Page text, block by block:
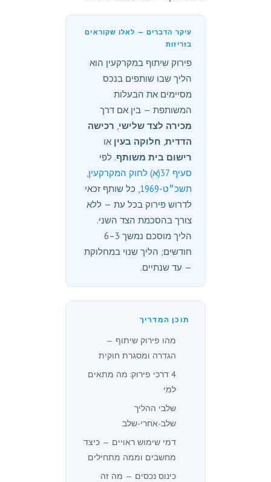
עיקר הדברים — לאלו שקוראים
בזריזות
פירוק שיתוף במקרקעין הוא
הליך שבו שותפים בנכס
מסיימים את הבעלות
המשותפת — בין אם דרך
מכירה לצד שלישי, רכישה
הדדית, חלוקה בעין או
רישום בית משותף. לפי
סעיף 37(א) לחוק המקרקעין,
תשכ״ט-1969
, כל שותף זכאי
לדרוש פירוק בכל עת — ללא
צורך בהסכמת הצד השני.
הליך מוסכם נמשך 3–6
חודשים; הליך שנוי במחלוקת
— עד שנתיים.
תוכן המדריך
מהו פירוק שיתוף —
הגדרה ומסגרת חוקית
4 דרכי פירוק: מה מתאים
למי
שלבי ההליך
שלב-אחרי-שלב
דמי שימוש ראויים — כיצד
מחשבים וממה מתחילים
כינוס נכסים — מה זה